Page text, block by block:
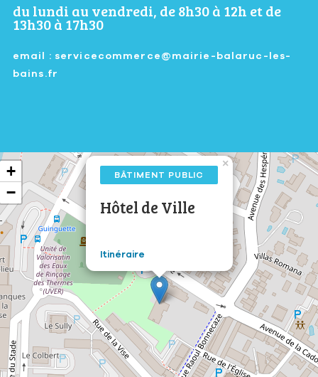
du lundi au vendredi, de 8h30 à 12h et de
13h30 à 17h30
email : servicecommerce@mairie-balaruc-les-
bains.fr
BÂTIMENT PUBLIC
Hôtel de Ville
Itinéraire
×
+
−